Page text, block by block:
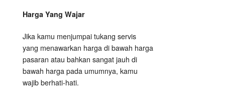
Harga Yang Wajar
Jika kamu menjumpai tukang servis
yang menawarkan harga di bawah harga
pasaran atau bahkan sangat jauh di
bawah harga pada umumnya, kamu
wajib berhati-hati.